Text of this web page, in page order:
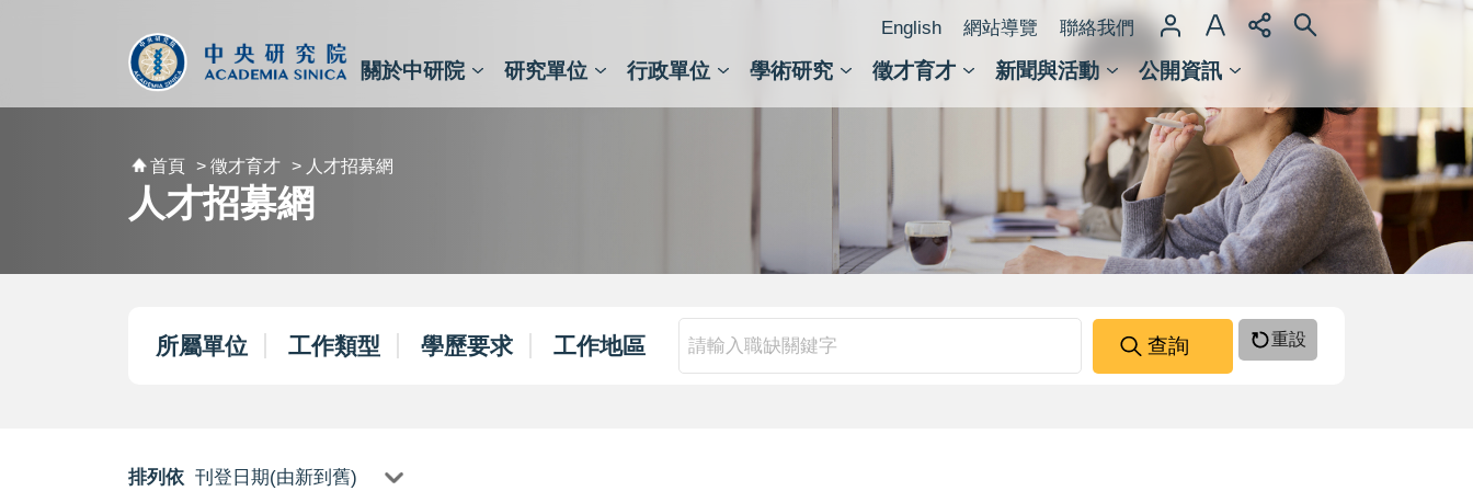
English 網站導覽 聯絡我們
關於中研院 研究單位 行政單位 學術研究 徵才育才 新聞與活動 公開資訊
首頁 > 徵才育才 > 人才招募網
人才招募網
所屬單位 工作類型 學歷要求 工作地區 查詢 重設
排列依